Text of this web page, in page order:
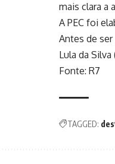
mais clara a
A PEC foi
Antes de
Lula da Silva
Fonte: R7
TAGGED: